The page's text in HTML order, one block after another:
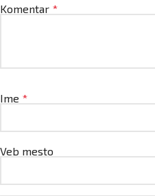
Komentar *
Ime *
Veb mesto